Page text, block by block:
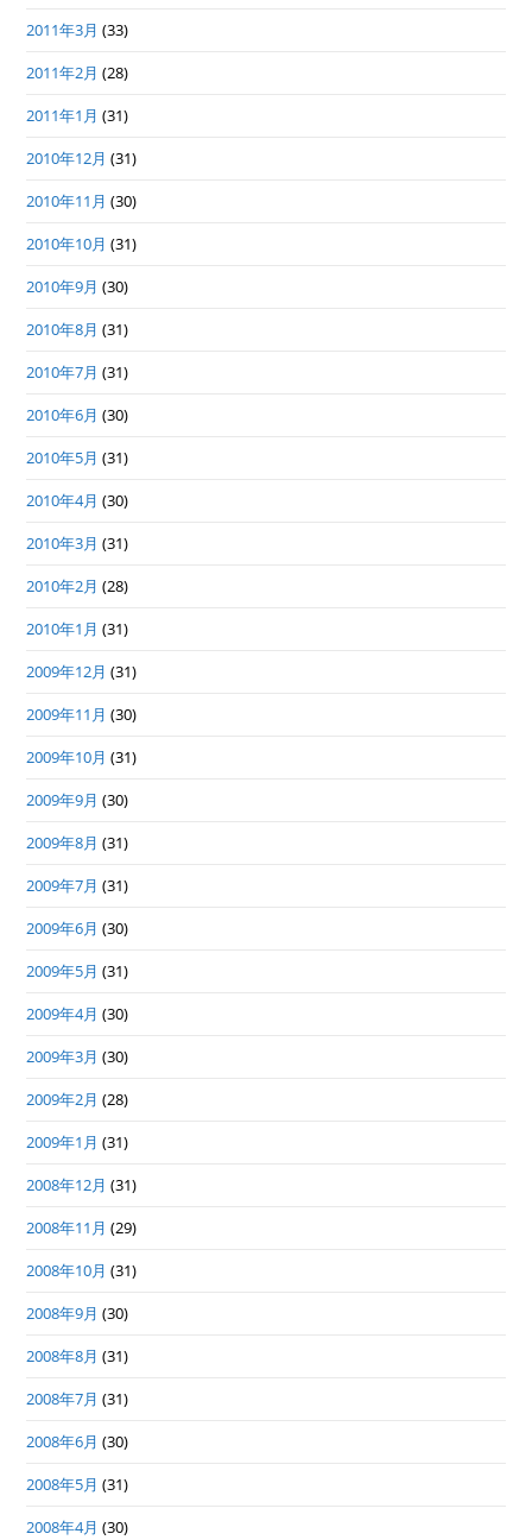
2011年3月 (33)
2011年2月 (28)
2011年1月 (31)
2010年12月 (31)
2010年11月 (30)
2010年10月 (31)
2010年9月 (30)
2010年8月 (31)
2010年7月 (31)
2010年6月 (30)
2010年5月 (31)
2010年4月 (30)
2010年3月 (31)
2010年2月 (28)
2010年1月 (31)
2009年12月 (31)
2009年11月 (30)
2009年10月 (31)
2009年9月 (30)
2009年8月 (31)
2009年7月 (31)
2009年6月 (30)
2009年5月 (31)
2009年4月 (30)
2009年3月 (30)
2009年2月 (28)
2009年1月 (31)
2008年12月 (31)
2008年11月 (29)
2008年10月 (31)
2008年9月 (30)
2008年8月 (31)
2008年7月 (31)
2008年6月 (30)
2008年5月 (31)
2008年4月 (30)